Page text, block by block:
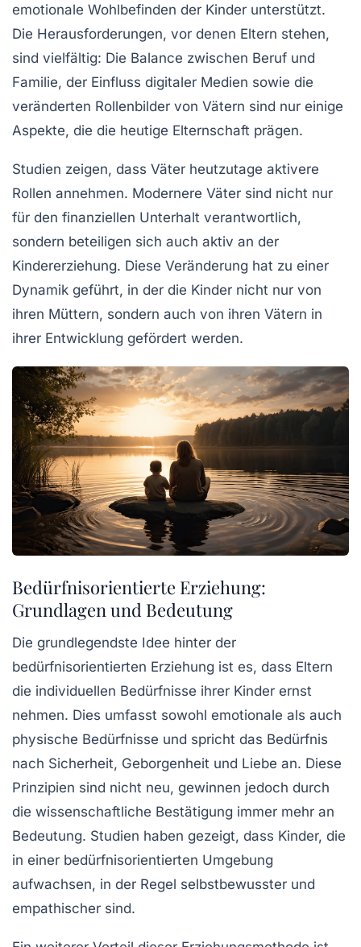
emotionale Wohlbefinden der Kinder unterstützt.
Die Herausforderungen, vor denen Eltern stehen,
sind vielfältig: Die Balance zwischen Beruf und
Familie, der Einfluss digitaler Medien sowie die
veränderten Rollenbilder von Vätern sind nur einige
Aspekte, die die heutige Elternschaft prägen.
Studien zeigen, dass Väter heutzutage aktivere
Rollen annehmen. Modernere Väter sind nicht nur
für den finanziellen Unterhalt verantwortlich,
sondern beteiligen sich auch aktiv an der
Kindererziehung. Diese Veränderung hat zu einer
Dynamik geführt, in der die Kinder nicht nur von
ihren Müttern, sondern auch von ihren Vätern in
ihrer Entwicklung gefördert werden.
Bedürfnisorientierte Erziehung:
Grundlagen und Bedeutung
Die grundlegendste Idee hinter der
bedürfnisorientierten Erziehung ist es, dass Eltern
die individuellen Bedürfnisse ihrer Kinder ernst
nehmen. Dies umfasst sowohl emotionale als auch
physische Bedürfnisse und spricht das Bedürfnis
nach Sicherheit, Geborgenheit und Liebe an. Diese
Prinzipien sind nicht neu, gewinnen jedoch durch
die wissenschaftliche Bestätigung immer mehr an
Bedeutung. Studien haben gezeigt, dass Kinder, die
in einer bedürfnisorientierten Umgebung
aufwachsen, in der Regel selbstbewusster und
empathischer sind.